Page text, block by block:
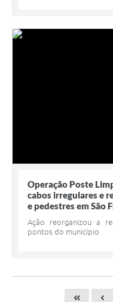
Operação Poste
cabos irregulares e
e pedestres em São
Ação reorganizou a
pontos do município